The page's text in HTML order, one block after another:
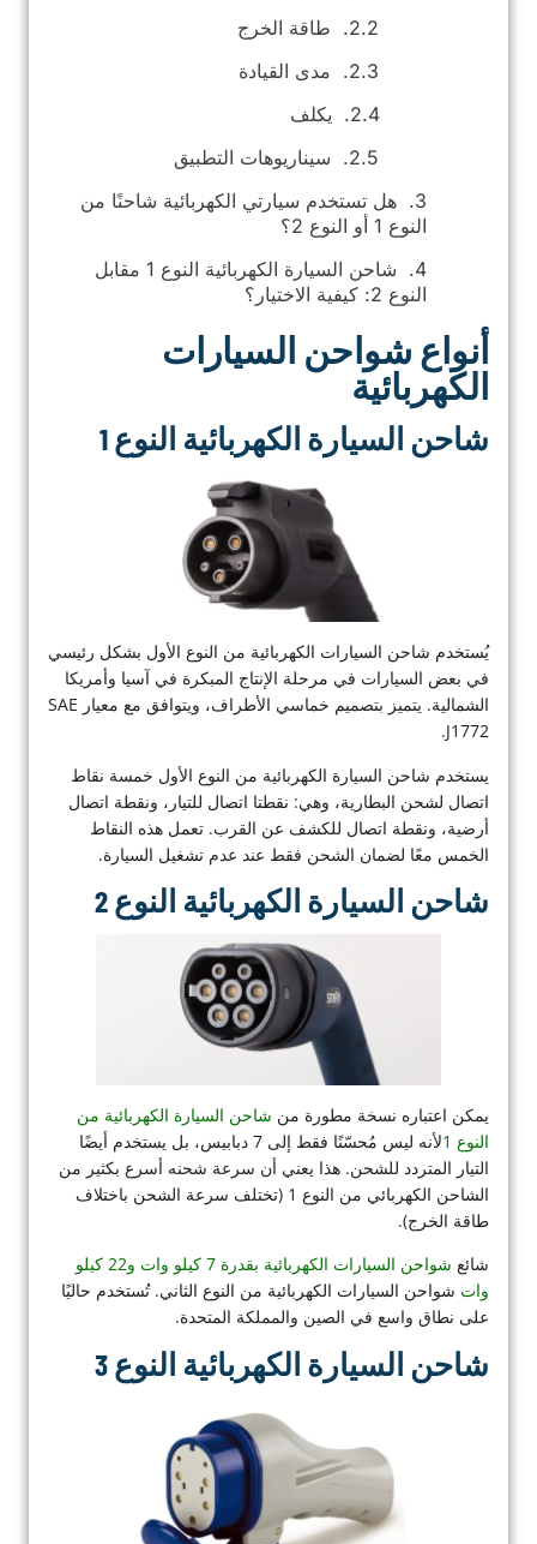
طاقة الخرج
مدى القيادة
يكلف
سيناريوهات التطبيق
هل تستخدم سيارتي الكهربائية شاحنًا من
النوع 1 أو النوع 2؟
شاحن السيارة الكهربائية النوع 1 مقابل
النوع 2: كيفية الاختيار؟
أنواع شواحن السيارات
الكهربائية
شاحن السيارة الكهربائية النوع 1
يُستخدم شاحن السيارات الكهربائية من النوع الأول بشكل رئيسي
في بعض السيارات في مرحلة الإنتاج المبكرة في آسيا وأمريكا
الشمالية. يتميز بتصميم خماسي الأطراف، ويتوافق مع معيار SAE
J1772.
يستخدم شاحن السيارة الكهربائية من النوع الأول خمسة نقاط
اتصال لشحن البطارية، وهي: نقطتا اتصال للتيار، ونقطة اتصال
أرضية، ونقطة اتصال للكشف عن القرب. تعمل هذه النقاط
الخمس معًا لضمان الشحن فقط عند عدم تشغيل السيارة.
شاحن السيارة الكهربائية النوع 2
يمكن اعتباره نسخة مطورة من شاحن السيارة الكهربائية من
النوع 1
لأنه ليس مُحسّنًا فقط إلى 7 دبابيس، بل يستخدم أيضًا
التيار المتردد للشحن. هذا يعني أن سرعة شحنه أسرع بكثير من
الشاحن الكهربائي من النوع 1 (تختلف سرعة الشحن باختلاف
طاقة الخرج).
شائع
شواحن السيارات الكهربائية بقدرة 7 كيلو وات و22 كيلو
وات شواحن السيارات الكهربائية من النوع الثاني. تُستخدم حاليًا
على نطاق واسع في الصين والمملكة المتحدة.
شاحن السيارة الكهربائية النوع 3